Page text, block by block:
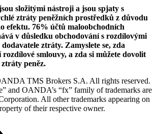
složitými nástroji a jsou spjaty s
ztráty peněžních prostředků z důvodu
efektu. 76% účtů maloobchodních
v důsledku obchodování s rozdílovými
ztráty. Zamyslete se, zda
smlouvy, a zda si můžete dovolit
peněz.
TMS Brokers S.A. All rights reserved.
and OANDA’s “fx” family of trademarks are
All other trademarks appearing on
of their respective owner.